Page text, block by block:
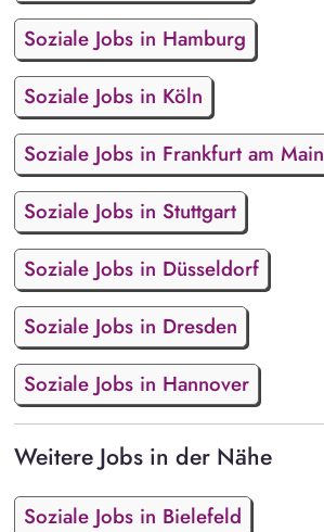
Soziale Jobs in Hamburg
Soziale Jobs in Köln
Soziale Jobs in Frankfurt am Main
Soziale Jobs in Stuttgart
Soziale Jobs in Düsseldorf
Soziale Jobs in Dresden
Soziale Jobs in Hannover
Weitere Jobs in der Nähe
Soziale Jobs in Bielefeld